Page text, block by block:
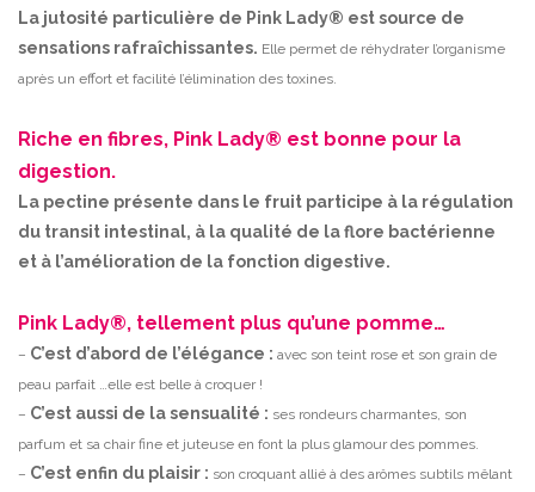
La jutosité particulière de Pink Lady® est source de
sensations rafraîchissantes. Elle permet de réhydrater l’organisme
après un effort et facilité l’élimination des toxines.
Riche en fibres, Pink Lady® est bonne pour la
digestion.
La pectine présente dans le fruit participe à la régulation
du transit intestinal, à la qualité de la flore bactérienne
et à l’amélioration de la fonction digestive.
Pink Lady®, tellement plus qu’une pomme…
– C’est d’abord de l’élégance : avec son teint rose et son grain de
peau parfait …elle est belle à croquer !
– C’est aussi de la sensualité : ses rondeurs charmantes, son
parfum et sa chair fine et juteuse en font la plus glamour des pommes.
– C’est enfin du plaisir : son croquant allié à des arômes subtils mêlant